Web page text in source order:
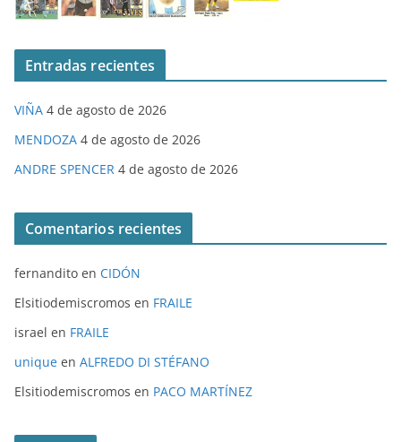
Entradas recientes
VIÑA 4 de agosto de 2026
MENDOZA 4 de agosto de 2026
ANDRE SPENCER 4 de agosto de 2026
Comentarios recientes
fernandito en CIDÓN
Elsitiodemiscromos en FRAILE
israel en FRAILE
unique en ALFREDO DI STÉFANO
Elsitiodemiscromos en PACO MARTÍNEZ